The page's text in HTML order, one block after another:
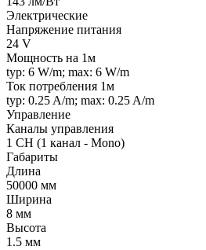
Электрические
Напряжение питания
24 V
Мощность на 1м
typ: 6 W/m; max: 6 W/m
Ток потребления 1м
typ: 0.25 A/m; max: 0.25 A/m
Управление
Каналы управления
1 CH (1 канал - Mono)
Габариты
Длина
50000 мм
Ширина
8 мм
Высота
1.5 мм